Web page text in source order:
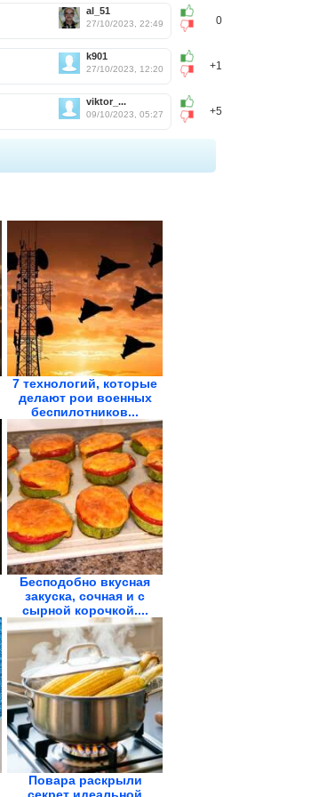
0
al_51
27/10/2023, 22:49
+1
k901
27/10/2023, 12:20
+5
viktor_...
09/10/2023, 05:27
7 технологий, которые
делают рои военных
беспилотников...
Бесподобно вкусная
закуска, сочная и с
сырной корочкой....
Повара раскрыли